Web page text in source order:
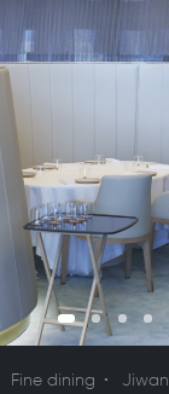
Fine dining Jiwan